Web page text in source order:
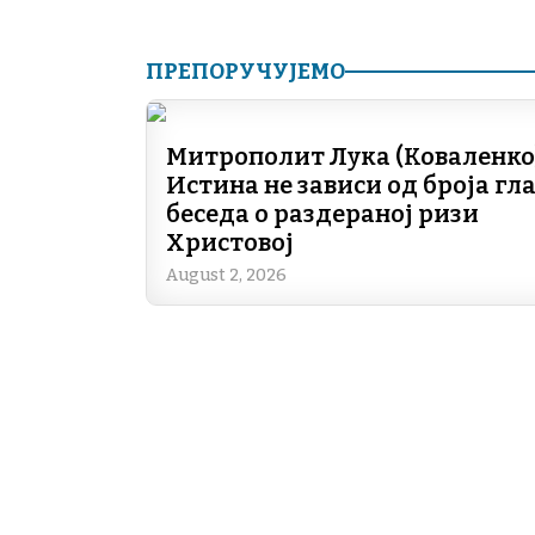
ПРЕПОРУЧУЈЕМО
Митрополит Лука
Истина не зависи од броја
беседа о раздераној ризи
Христовој
August 2, 2026